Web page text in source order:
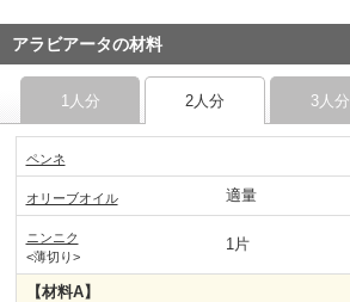
アラビアータの材料
1人分 2人分 3人分
ペンネ
オリーブオイル 適量
ニンニク
<薄切り>
1片
【材料A】